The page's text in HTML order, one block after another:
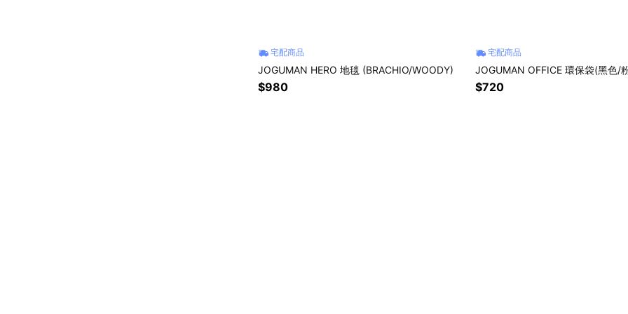
宅配商品
JOGUMAN HERO 地毯 (BRACHIO/WOODY)
$980
宅配商品
JOGUMAN OFFICE 環保袋(黑色/
$720